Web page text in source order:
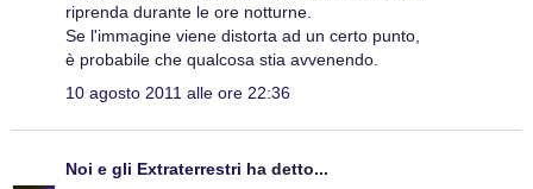
riprenda durante le ore notturne.
Se l'immagine viene distorta ad un certo punto,
è probabile che qualcosa stia avvenendo.
10 agosto 2011 alle ore 22:36
Noi e gli Extraterrestri ha detto...